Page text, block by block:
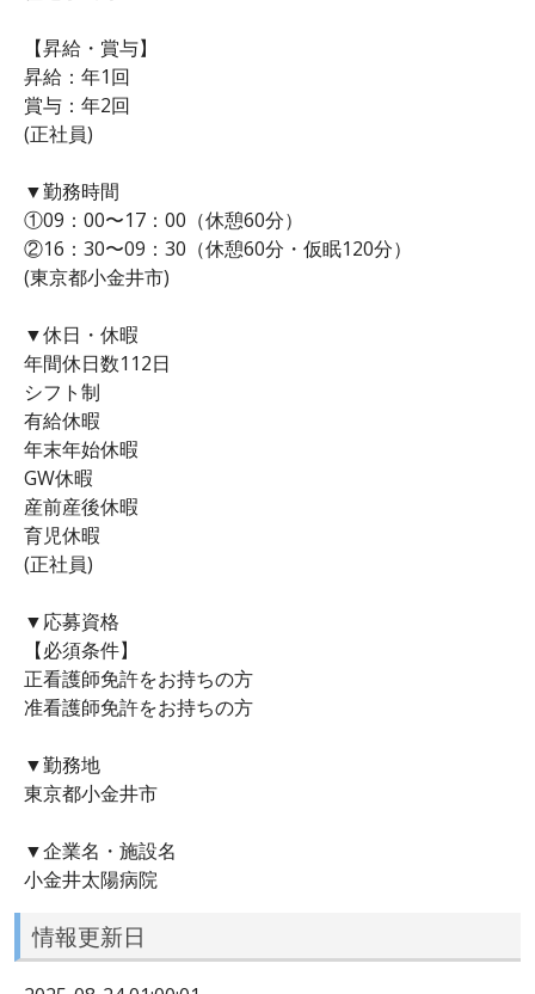
【昇給・賞与】
昇給：年1回
賞与：年2回
(正社員)
▼勤務時間
①09：00〜17：00（休憩60分）
②16：30〜09：30（休憩60分・仮眠120分）
(東京都小金井市)
▼休日・休暇
年間休日数112日
シフト制
有給休暇
年末年始休暇
GW休暇
産前産後休暇
育児休暇
(正社員)
▼応募資格
【必須条件】
正看護師免許をお持ちの方
准看護師免許をお持ちの方
▼勤務地
東京都小金井市
▼企業名・施設名
小金井太陽病院
情報更新日